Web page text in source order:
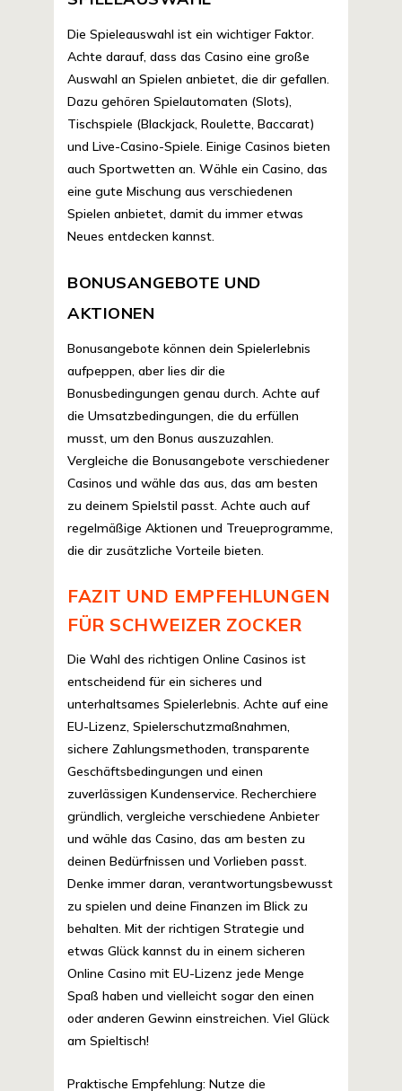
Die Spieleauswahl ist ein wichtiger Faktor.
Achte darauf, dass das Casino eine große
Auswahl an Spielen anbietet, die dir gefallen.
Dazu gehören Spielautomaten (Slots),
Tischspiele (Blackjack, Roulette, Baccarat)
und Live-Casino-Spiele. Einige Casinos bieten
auch Sportwetten an. Wähle ein Casino, das
eine gute Mischung aus verschiedenen
Spielen anbietet, damit du immer etwas
Neues entdecken kannst.
BONUSANGEBOTE UND
AKTIONEN
Bonusangebote können dein Spielerlebnis
aufpeppen, aber lies dir die
Bonusbedingungen genau durch. Achte auf
die Umsatzbedingungen, die du erfüllen
musst, um den Bonus auszuzahlen.
Vergleiche die Bonusangebote verschiedener
Casinos und wähle das aus, das am besten
zu deinem Spielstil passt. Achte auch auf
regelmäßige Aktionen und Treueprogramme,
die dir zusätzliche Vorteile bieten.
FAZIT UND EMPFEHLUNGEN
FÜR SCHWEIZER ZOCKER
Die Wahl des richtigen Online Casinos ist
entscheidend für ein sicheres und
unterhaltsames Spielerlebnis. Achte auf eine
EU-Lizenz, Spielerschutzmaßnahmen,
sichere Zahlungsmethoden, transparente
Geschäftsbedingungen und einen
zuverlässigen Kundenservice. Recherchiere
gründlich, vergleiche verschiedene Anbieter
und wähle das Casino, das am besten zu
deinen Bedürfnissen und Vorlieben passt.
Denke immer daran, verantwortungsbewusst
zu spielen und deine Finanzen im Blick zu
behalten. Mit der richtigen Strategie und
etwas Glück kannst du in einem sicheren
Online Casino mit EU-Lizenz jede Menge
Spaß haben und vielleicht sogar den einen
oder anderen Gewinn einstreichen. Viel Glück
am Spieltisch!
Praktische Empfehlung: Nutze die